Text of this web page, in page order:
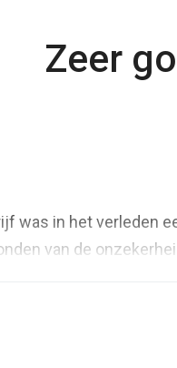
Zeer
was in het verleden
van de